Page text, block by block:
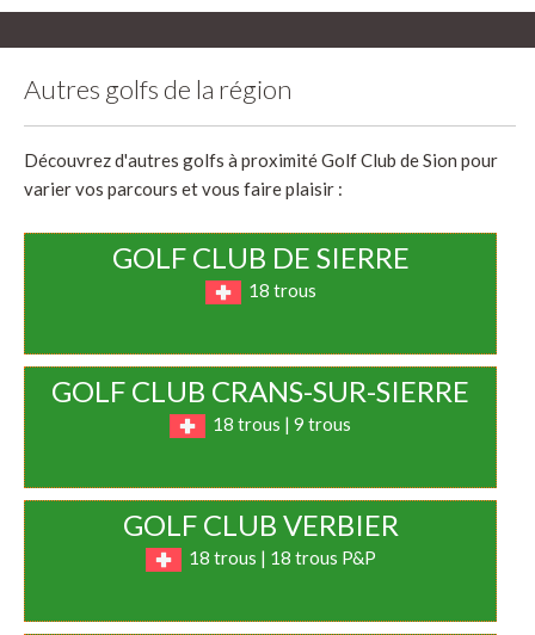
Autres golfs de la région
Découvrez d'autres golfs à proximité Golf Club de Sion pour
varier vos parcours et vous faire plaisir :
GOLF CLUB DE SIERRE
18 trous
GOLF CLUB CRANS-SUR-SIERRE
18 trous | 9 trous
GOLF CLUB VERBIER
18 trous | 18 trous P&P